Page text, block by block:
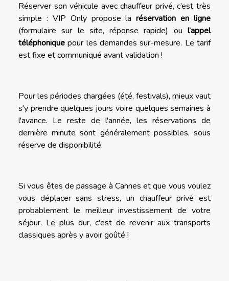
Réserver son véhicule avec chauffeur privé, c’est très
simple : VIP Only propose laréservation en ligne
(formulaire sur le site, réponse rapide) ou l’appel
téléphonique pour les demandes sur-mesure. Le tarif
est fixe et communiqué avant validation !
Pour les périodes chargées (été, festivals), mieux vaut
s'y prendre quelques jours voire quelques semaines à
l'avance. Le reste de l'année, les réservations de
dernière minute sont généralement possibles, sous
réserve de disponibilité.
Si vous êtes de passage à Cannes et que vous voulez
vous déplacer sans stress, un chauffeur privé est
probablement le meilleur investissement de votre
séjour. Le plus dur, c'est de revenir aux transports
classiques après y avoir goûté !